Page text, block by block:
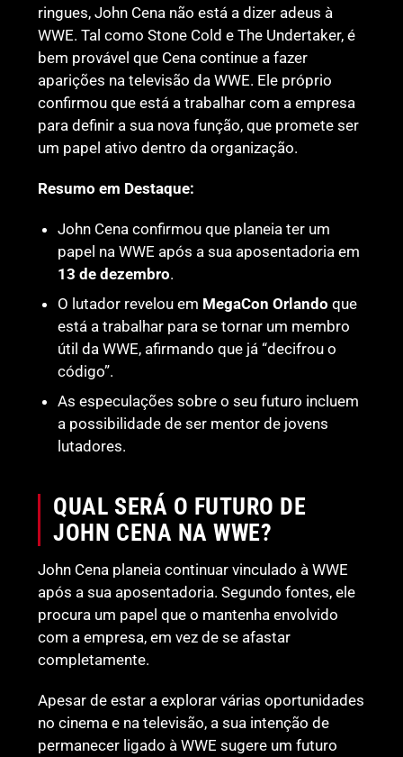
ringues, John Cena não está a dizer adeus à
WWE. Tal como Stone Cold e The Undertaker, é
bem provável que Cena continue a fazer
aparições na televisão da WWE. Ele próprio
confirmou que está a trabalhar com a empresa
para definir a sua nova função, que promete ser
um papel ativo dentro da organização.
Resumo em Destaque:
John Cena confirmou que planeia ter um
papel na WWE após a sua aposentadoria em
13 de dezembro.
O lutador revelou em MegaCon Orlando que
está a trabalhar para se tornar um membro
útil da WWE, afirmando que já “decifrou o
código”.
As especulações sobre o seu futuro incluem
a possibilidade de ser mentor de jovens
lutadores.
QUAL SERÁ O FUTURO DE
JOHN CENA NA WWE?
John Cena planeia continuar vinculado à WWE
após a sua aposentadoria. Segundo fontes, ele
procura um papel que o mantenha envolvido
com a empresa, em vez de se afastar
completamente.
Apesar de estar a explorar várias oportunidades
no cinema e na televisão, a sua intenção de
permanecer ligado à WWE sugere um futuro